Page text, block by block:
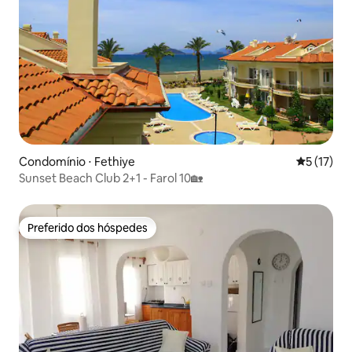
Condomínio ⋅ Fethiye 5 de uma
5 (17)
Sunset Beach Club 2+1 - Farol 10🏡
Preferido dos hóspedes
Preferido dos hóspedes